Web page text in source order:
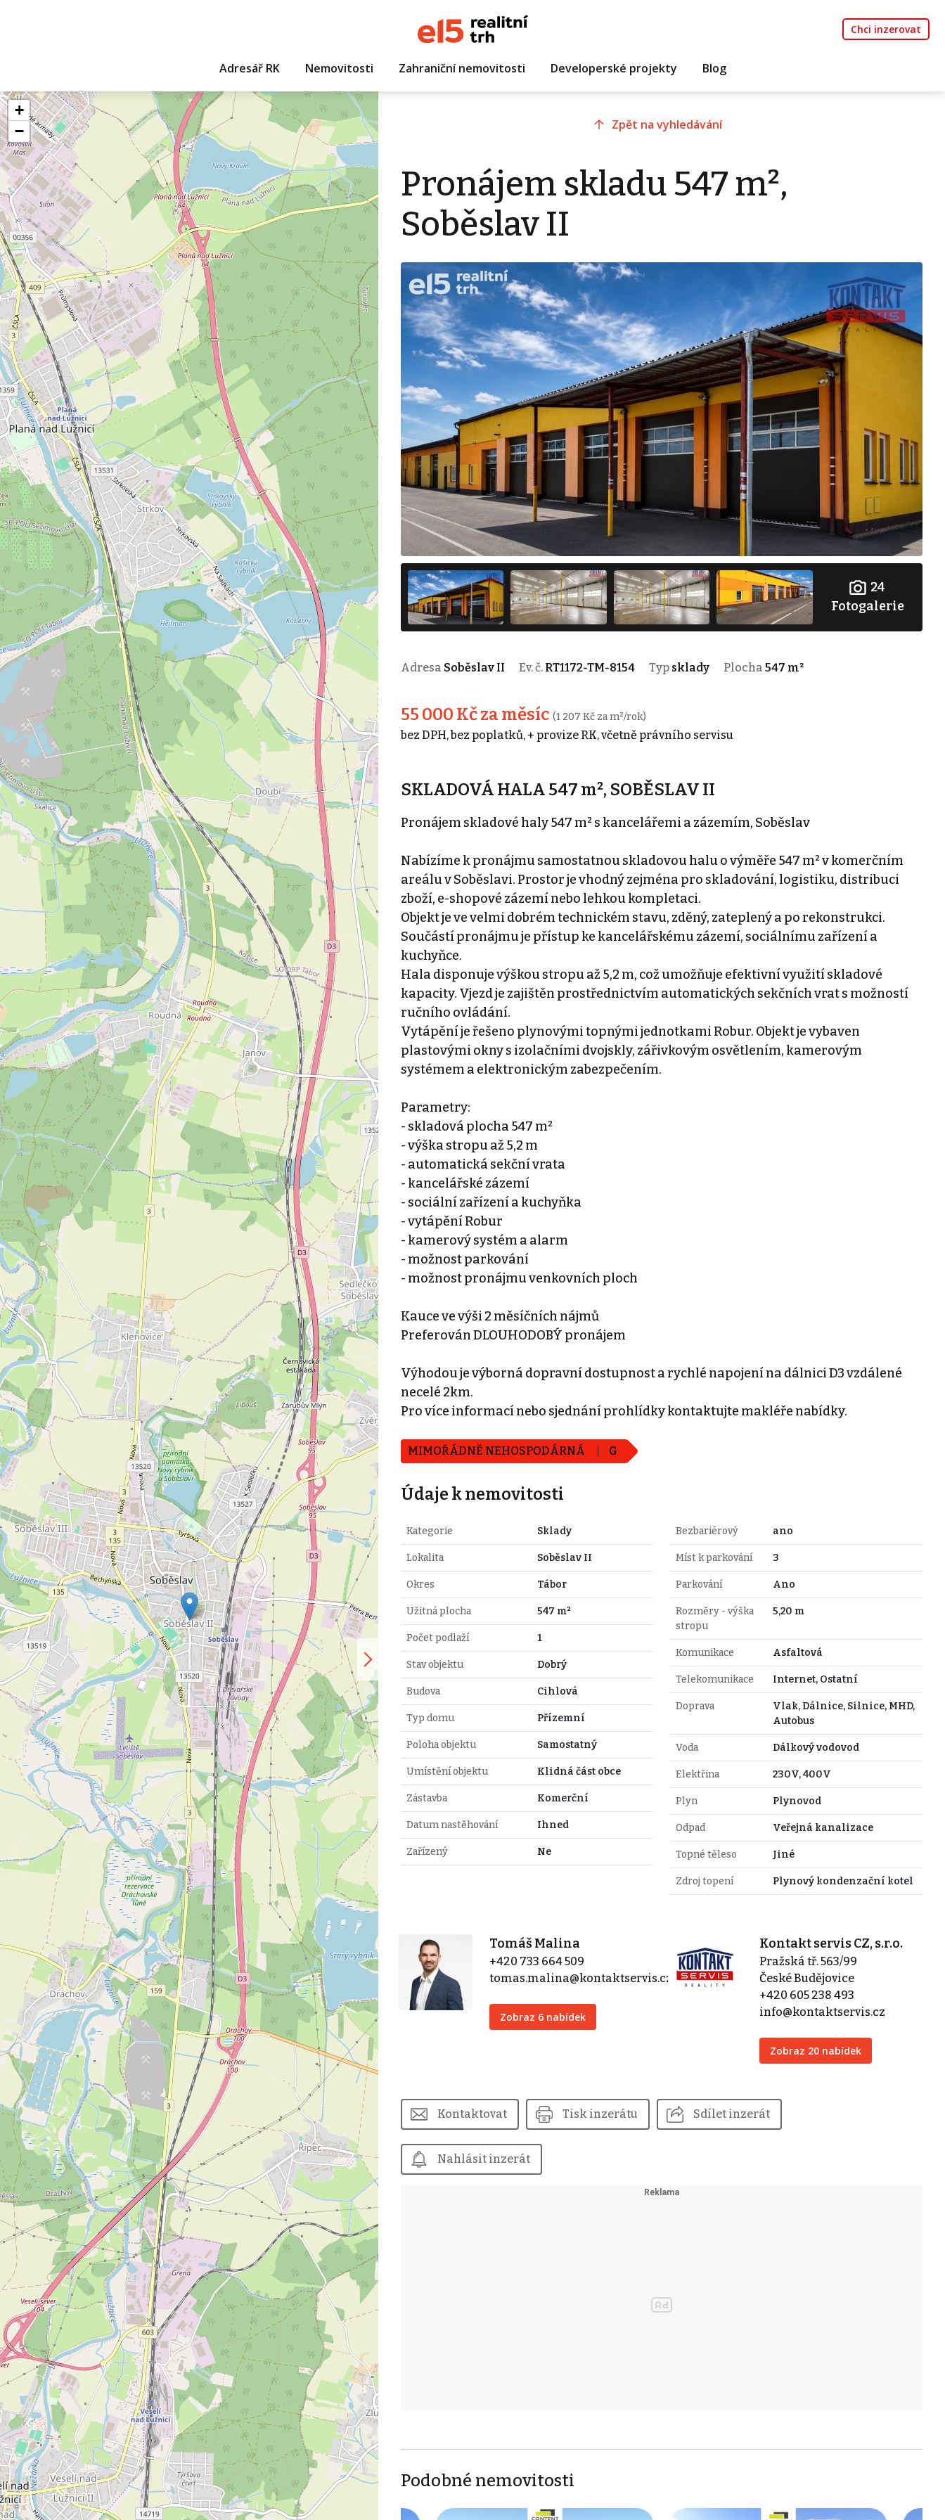
Chci inzerovat
Adresář RK Nemovitosti Zahraniční nemovitosti Developerské projekty Blog
+
−
Zpět na vyhledávání
Pronájem skladu 547 m²,
Soběslav II
24
Fotogalerie
Adresa Soběslav II Ev. č. RT1172-TM-8154 Typ sklady Plocha 547 m²
55 000 Kč za měsíc (1 207 Kč za m²/rok)
bez DPH, bez poplatků, + provize RK, včetně právního servisu
SKLADOVÁ HALA 547 m², SOBĚSLAV II
Pronájem skladové haly 547 m² s kancelářemi a zázemím, Soběslav
Nabízíme k pronájmu samostatnou skladovou halu o výměře 547 m² v komerčním
areálu v Soběslavi. Prostor je vhodný zejména pro skladování, logistiku, distribuci
zboží, e-shopové zázemí nebo lehkou kompletaci.
Objekt je ve velmi dobrém technickém stavu, zděný, zateplený a po rekonstrukci.
Součástí pronájmu je přístup ke kancelářskému zázemí, sociálnímu zařízení a
kuchyňce.
Hala disponuje výškou stropu až 5,2 m, což umožňuje efektivní využití skladové
kapacity. Vjezd je zajištěn prostřednictvím automatických sekčních vrat s možností
ručního ovládání.
Vytápění je řešeno plynovými topnými jednotkami Robur. Objekt je vybaven
plastovými okny s izolačními dvojskly, zářivkovým osvětlením, kamerovým
systémem a elektronickým zabezpečením.
Parametry:
- skladová plocha 547 m²
- výška stropu až 5,2 m
- automatická sekční vrata
- kancelářské zázemí
- sociální zařízení a kuchyňka
- vytápění Robur
- kamerový systém a alarm
- možnost parkování
- možnost pronájmu venkovních ploch
Kauce ve výši 2 měsíčních nájmů
Preferován DLOUHODOBÝ pronájem
Výhodou je výborná dopravní dostupnost a rychlé napojení na dálnici D3 vzdálené
necelé 2km.
Pro více informací nebo sjednání prohlídky kontaktujte makléře nabídky.
MIMOŘÁDNĚ NEHOSPODÁRNÁ G
Údaje k nemovitosti
Kategorie Sklady
Lokalita Soběslav II
Okres Tábor
Užitná plocha 547 m²
Počet podlaží 1
Stav objektu Dobrý
Budova Cihlová
Typ domu Přízemní
Poloha objektu Samostatný
Umístění objektu Klidná část obce
Zástavba Komerční
Datum nastěhování Ihned
Zařízený Ne
Bezbariérový ano
Míst k parkování 3
Parkování Ano
Rozměry - výška
stropu
5,20 m
Komunikace Asfaltová
Telekomunikace Internet, Ostatní
Doprava
Vlak, Dálnice, Silnice, MHD,
Autobus
Voda Dálkový vodovod
Elektřina 230V, 400V
Plyn Plynovod
Odpad Veřejná kanalizace
Topné těleso Jiné
Zdroj topení Plynový kondenzační kotel
Tomáš Malina
+420 733 664 509
tomas.malina@kontaktservis.cz
Zobraz 6 nabídek
Kontakt servis CZ, s.r.o.
Pražská tř. 563/99
České Budějovice
+420 605 238 493
info@kontaktservis.cz
Zobraz 20 nabídek
Kontaktovat Tisk inzerátu Sdílet inzerát
Nahlásit inzerát
Podobné nemovitosti